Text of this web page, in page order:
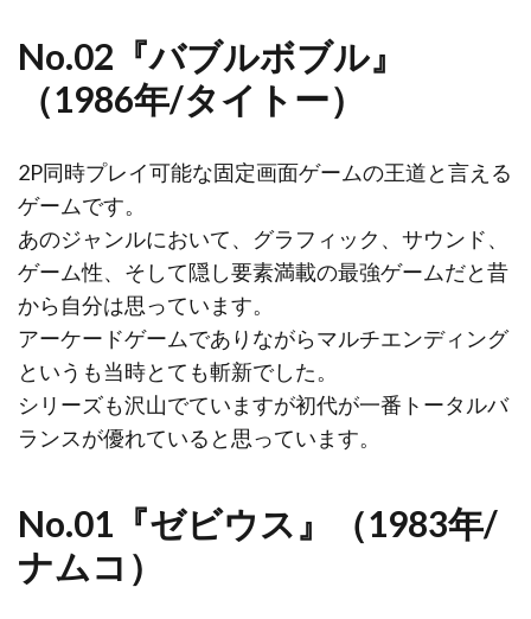
No.02『バブルボブル』
（1986年/タイトー）
2P同時プレイ可能な固定画面ゲームの王道と言える
ゲームです。
あのジャンルにおいて、グラフィック、サウンド、
ゲーム性、そして隠し要素満載の最強ゲームだと昔
から自分は思っています。
アーケードゲームでありながらマルチエンディング
というも当時とても斬新でした。
シリーズも沢山でていますが初代が一番トータルバ
ランスが優れていると思っています。
No.01『ゼビウス』（1983年/
ナムコ）